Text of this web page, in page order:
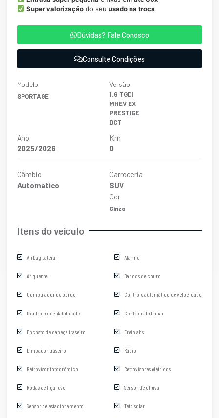
Super valorizaçãodo seu usado na troca
Dúvidas? Fale Conosco
Consulte Condições
Modelo
SPORTAGE
Versão
1.6 TGDI
MHEV EX
PRESTIGE
DCT
Ano
2025/2026
Km
0
Câmbio
Automatico
Carroceria
SUV
Cor
Cinza
Itens do veículo
Airbag Lateral Alarme
Ar quente Bancos de couro
Computador de bordo Controle automático de velocidade
Controle de Estabilidade Controle de tração
Encosto de cabeça traseiro Freio abs
Limpador traseiro Rádio
Retrovisor fotocrômico Retrovisores elétricos
Rodas de liga leve Sensor de chuva
Sensor de estacionamento Teto solar